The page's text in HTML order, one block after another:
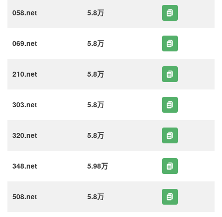
058.net 5.8万
069.net 5.8万
210.net 5.8万
303.net 5.8万
320.net 5.8万
348.net 5.98万
508.net 5.8万